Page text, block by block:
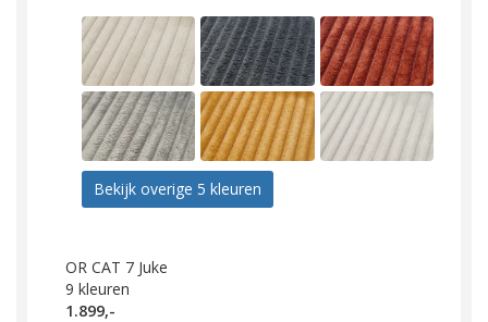
Bekijk overige 5 kleuren
OR CAT 7 Juke
9 kleuren
1.899,-